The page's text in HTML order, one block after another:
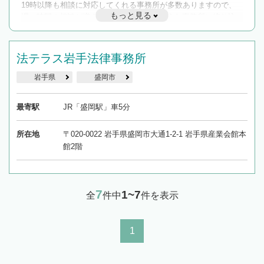
19時以降も相談に対応してくれる事務所が多数ありますので、
遅い時間の相談が増えそうな場合はそのような事務所に絞り込
んで検索してみましょう。
を加えて再検索
もっと見る
法テラス岩手法律事務所
岩手県 盛岡市
最寄駅 JR「盛岡駅」車5分
所在地
〒020-0022 岩手県盛岡市大通1-2-1 岩手県産業会館本
館2階
全7件中1~7件を表示
1